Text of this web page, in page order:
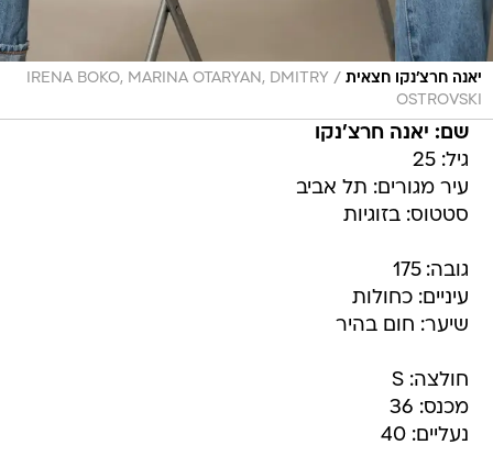
יאנה חרצ'נקו חצאית /
IRENA BOKO, MARINA OTARYAN, DMITRY
OSTROVSKI
שם: יאנה חרצ'נקו
גיל: 25
עיר מגורים: תל אביב
סטטוס: בזוגיות
גובה: 175
עיניים: כחולות
שיער: חום בהיר
חולצה: S
מכנס: 36
נעליים: 40